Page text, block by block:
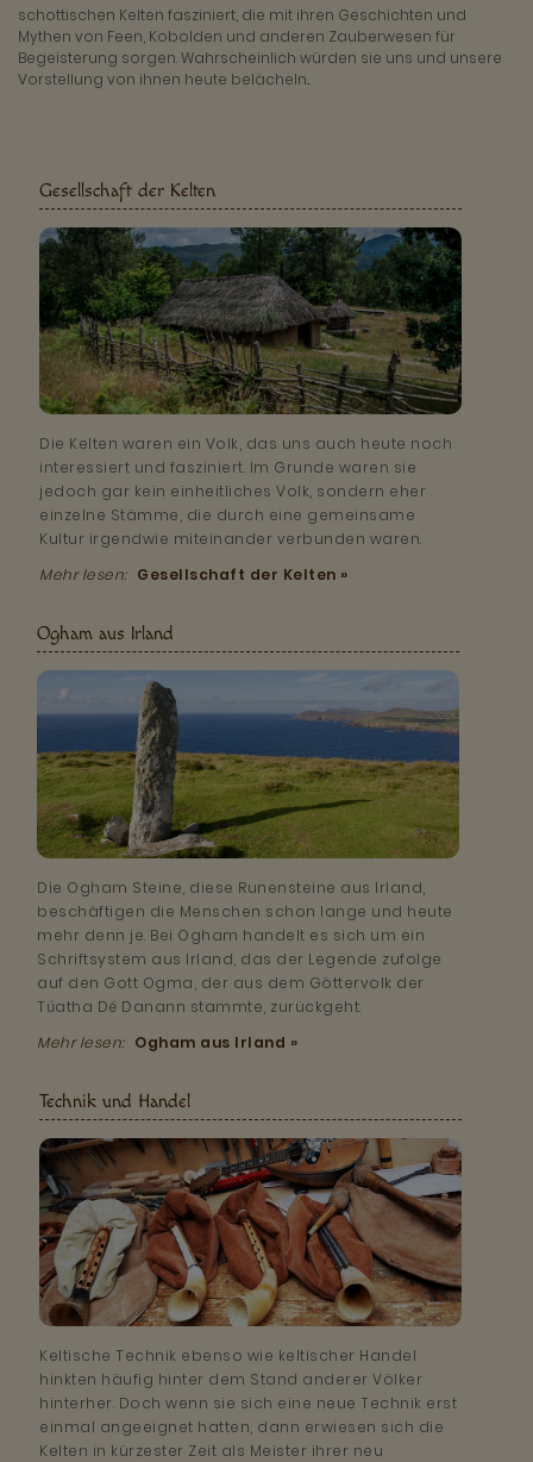
schottischen Kelten fasziniert, die mit ihren Geschichten und
Mythen von Feen, Kobolden und anderen Zauberwesen für
Begeisterung sorgen. Wahrscheinlich würden sie uns und unsere
Vorstellung von ihnen heute belächeln...
Gesellschaft der Kelten
Die Kelten waren ein Volk, das uns auch heute noch
interessiert und fasziniert. Im Grunde waren sie
jedoch gar kein einheitliches Volk, sondern eher
einzelne Stämme, die durch eine gemeinsame
Kultur irgendwie miteinander verbunden waren.
Mehr lesen: Gesellschaft der Kelten »
Ogham aus Irland
Die Ogham Steine, diese Runensteine aus Irland,
beschäftigen die Menschen schon lange und heute
mehr denn je. Bei Ogham handelt es sich um ein
Schriftsystem aus Irland, das der Legende zufolge
auf den Gott Ogma, der aus dem Göttervolk der
Túatha Dé Danann stammte, zurückgeht.
Mehr lesen: Ogham aus Irland »
Technik und Handel
Keltische Technik ebenso wie keltischer Handel
hinkten häufig hinter dem Stand anderer Völker
hinterher. Doch wenn sie sich eine neue Technik erst
einmal angeeignet hatten, dann erwiesen sich die
Kelten in kürzester Zeit als Meister ihrer neu